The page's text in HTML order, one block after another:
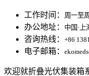
工作时间： 周一至
办公地址： 中国·上
咨询热线： +86
电子邮箱：
欢迎就折叠光伏集装箱